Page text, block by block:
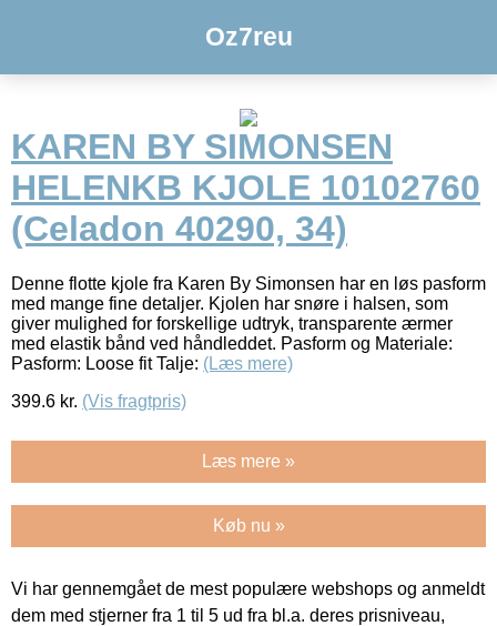
Oz7reu
KAREN BY SIMONSEN
HELENKB KJOLE 10102760
(Celadon 40290, 34)
Denne flotte kjole fra Karen By Simonsen har en løs pasform
med mange fine detaljer. Kjolen har snøre i halsen, som
giver mulighed for forskellige udtryk, transparente ærmer
med elastik bånd ved håndleddet. Pasform og Materiale:
Pasform: Loose fit Talje: (Læs mere)
399.6 kr. (Vis fragtpris)
Læs mere »
Køb nu »
Vi har gennemgået de mest populære webshops og anmeldt
dem med stjerner fra 1 til 5 ud fra bl.a. deres prisniveau,